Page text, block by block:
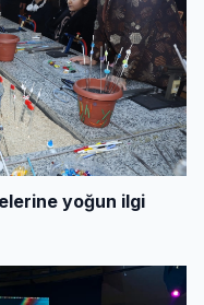
yoğun ilgi